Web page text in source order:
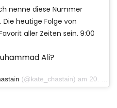
nenne diese Nummer
heutige Folge von
aller Zeiten sein. 9:00
Ali?
(@kate_chastain) am 20. November 2018 um 9:51 Uhr PST